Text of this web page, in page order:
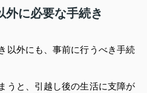
外に必要な手続き
以外にも、事前に行うべき手続
うと、引越し後の生活に支障が